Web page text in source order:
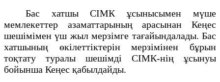
Бас хатшы СІМК ұсынысымен мүше
мемлекеттер азаматтарының арасынан Кеңес
шешімімен үш жыл мерзімге тағайындалады. Бас
хатшының өкілеттіктерін мерзімінен бұрын
тоқтату туралы шешімді СІМК-нің ұсынуы
бойынша Кеңес қабылдайды.